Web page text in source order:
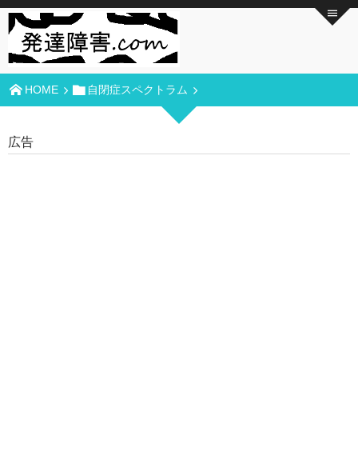
HOME 自閉症スペクトラム
広告